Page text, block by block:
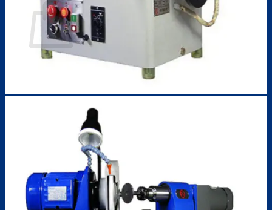
Chưa có sản phẩm trong giỏ hàng.